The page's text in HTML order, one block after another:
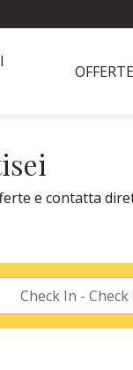
OFFERTE
e contatta